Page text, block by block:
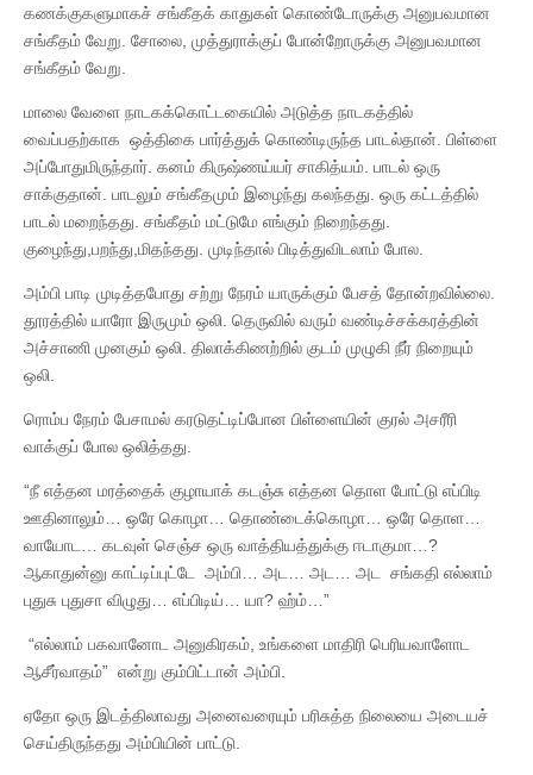
கணக்குகளுமாகச் சங்கீதக் காதுகள் கொண்டோருக்கு அனுபவமான
சங்கீதம் வேறு. சோலை, முத்துராக்குப் போன்றோருக்கு அனுபவமான
சங்கீதம் வேறு.
மாலை வேளை நாடகக்கொட்டகையில் அடுத்த நாடகத்தில்
வைப்பதற்காக ஒத்திகை பார்த்துக் கொண்டிருந்த பாடல்தான். பிள்ளை
அப்போதுமிருந்தார். கனம் கிருஷ்ணய்யர் சாகித்யம். பாடல் ஒரு
சாக்குதான். பாடலும் சங்கீதமும் இழைந்து கலந்தது. ஒரு கட்டத்தில்
பாடல் மறைந்தது. சங்கீதம் மட்டுமே எங்கும் நிறைந்தது.
குழைந்து,பறந்து,மிதந்தது. முடிந்தால் பிடித்துவிடலாம் போல.
அம்பி பாடி முடித்தபோது சற்று நேரம் யாருக்கும் பேசத் தோன்றவில்லை.
தூரத்தில் யாரோ இருமும் ஒலி. தெருவில் வரும் வண்டிச்சக்கரத்தின்
அச்சாணி முனகும் ஒலி. திலாக்கிணற்றில் குடம் முழுகி நீர் நிறையும்
ஒலி.
ரொம்ப நேரம் பேசாமல் கரடுதட்டிப்போன பிள்ளையின் குரல் அசரீரி
வாக்குப் போல ஒலித்தது.
“நீ எத்தன மரத்தைக் குழாயாக் கடஞ்சு எத்தன தொள போட்டு எப்பிடி
ஊதினாலும்… ஒரே கொழா… தொண்டைக்கொழா… ஒரே தொள…
வாயோட… கடவுள் செஞ்ச ஒரு வாத்தியத்துக்கு ஈடாகுமா…?
ஆகாதுன்னு காட்டிப்புட்டே அம்பி… அட… அட… அட சங்கதி எல்லாம்
புதுசு புதுசா விழுது… எப்பிடிய்… யா? ஹ்ம்…”
“எல்லாம் பகவானோட அனுகிரகம், உங்களை மாதிரி பெரியவாளோட
ஆசீர்வாதம்” என்று கும்பிட்டான் அம்பி.
ஏதோ ஒரு இடத்திலாவது அனைவரையும் பரிசுத்த நிலையை அடையச்
செய்திருந்தது அம்பியின் பாட்டு.